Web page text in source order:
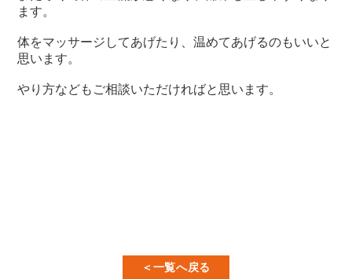
ます。
体をマッサージしてあげたり、温めてあげるのもいいと
思います。
やり方などもご相談いただければと思います。
＜一覧へ戻る